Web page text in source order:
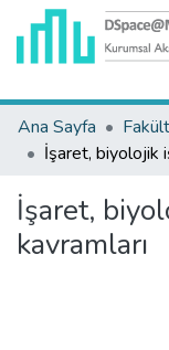
Ana Sayfa
İşaret,
kavramları